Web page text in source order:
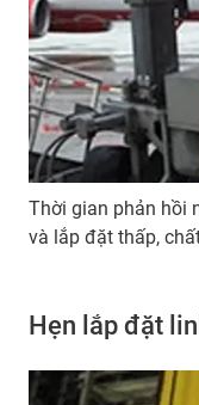
Thời gian phản hồi
và lắp đặt thấp,
Hẹn lắp đặt